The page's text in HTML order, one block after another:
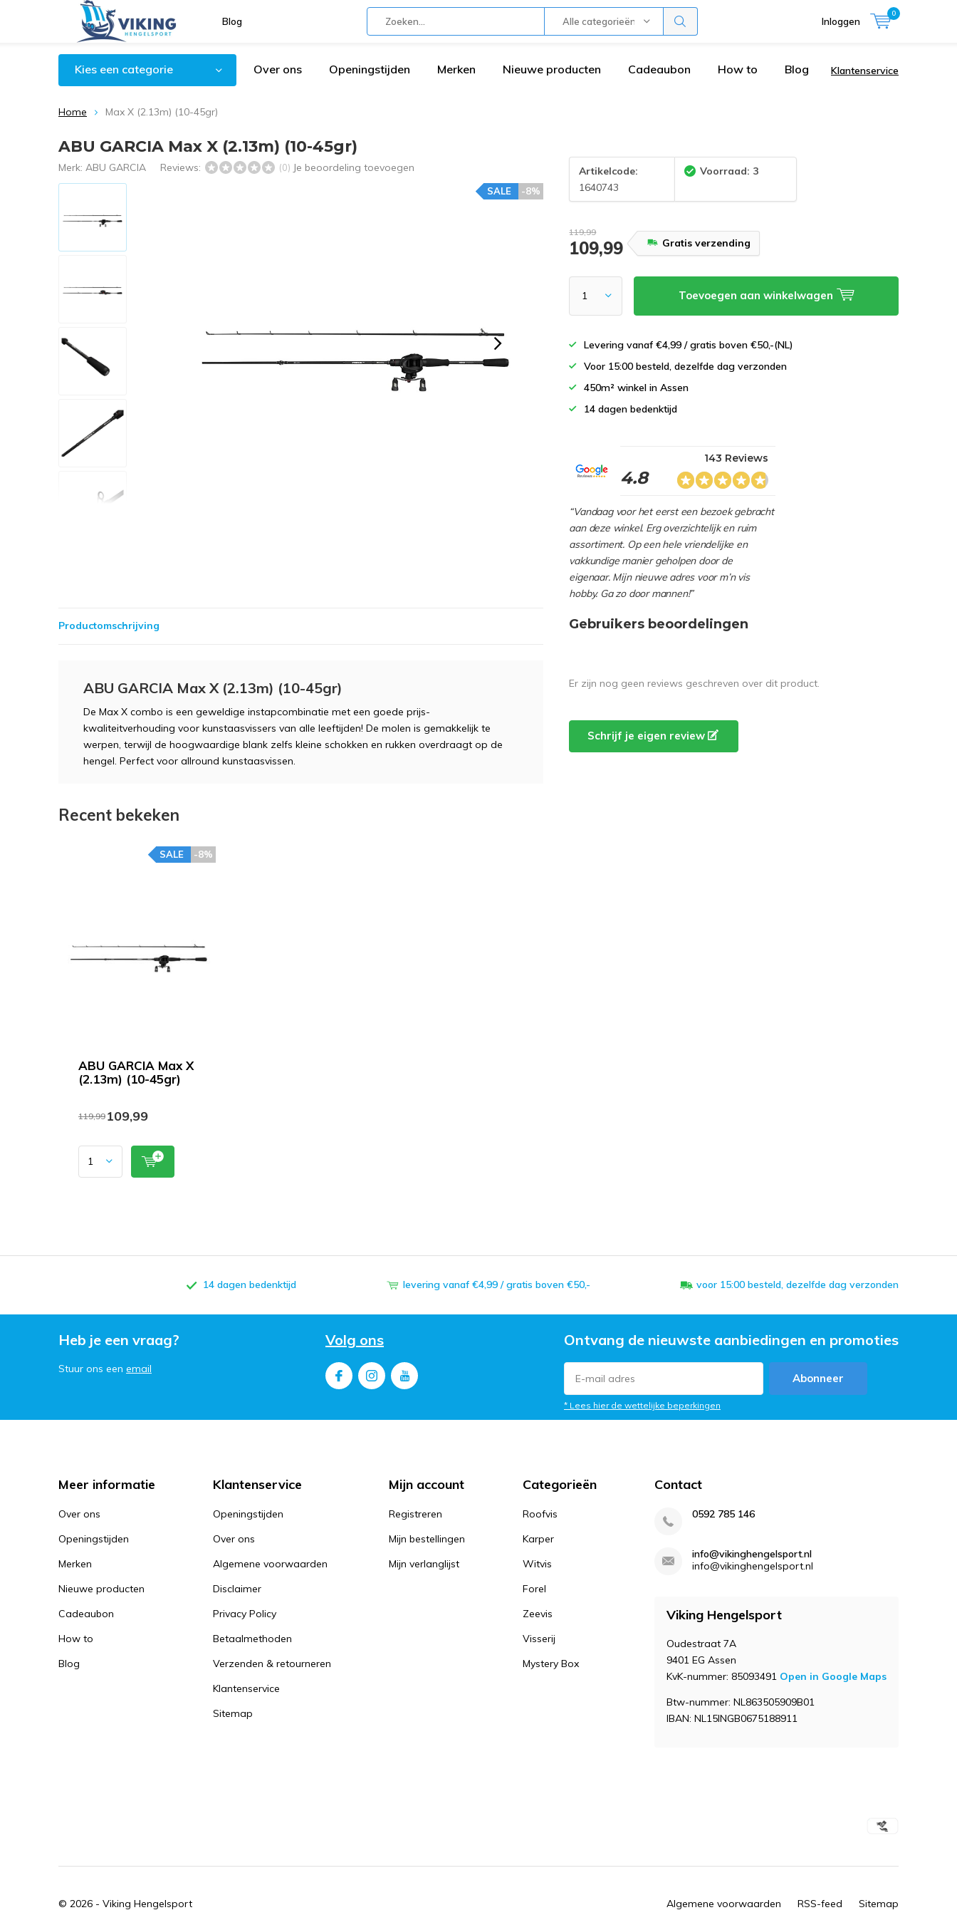
Blog Alle categorieën Inloggen
0
Kies een categorie Over ons Openingstijden Merken Nieuwe producten Cadeaubon How to Blog Klantenservice
Home Max X (2.13m) (10-45gr)
ABU GARCIA Max X (2.13m) (10-45gr)
Merk: ABU GARCIA Reviews: (0) Je beoordeling toevoegen
-8%
SALE
Artikelcode:
1640743
Voorraad: 3
119,99
109,99 Gratis verzending
Toevoegen aan winkelwagen
Levering vanaf €4,99 / gratis boven €50,-(NL)
Voor 15:00 besteld, dezelfde dag verzonden
450m² winkel in Assen
14 dagen bedenktijd
4.8
143 Reviews
“Vandaag voor het eerst een bezoek gebracht
aan deze winkel. Erg overzichtelijk en ruim
assortiment. Op een hele vriendelijke en
vakkundige manier geholpen door de
eigenaar. Mijn nieuwe adres voor m’n vis
hobby. Ga zo door mannen!”
Productomschrijving
ABU GARCIA Max X (2.13m) (10-45gr)
De Max X combo is een geweldige instapcombinatie met een goede prijs-
kwaliteitverhouding voor kunstaasvissers van alle leeftijden! De molen is gemakkelijk te
werpen, terwijl de hoogwaardige blank zelfs kleine schokken en rukken overdraagt ​​op de
hengel. Perfect voor allround kunstaasvissen.
Gebruikers beoordelingen
Er zijn nog geen reviews geschreven over dit product.
Schrijf je eigen review
Recent bekeken
ABU GARCIA Max X
(2.13m) (10-45gr)
-8%
SALE
119,99109,99
14 dagen bedenktijd levering vanaf €4,99 / gratis boven €50,- voor 15:00 besteld, dezelfde dag verzonden
Heb je een vraag?
Stuur ons een email
Volg ons Ontvang de nieuwste aanbiedingen en promoties
Abonneer
* Lees hier de wettelijke beperkingen
Meer informatie
Over ons
Openingstijden
Merken
Nieuwe producten
Cadeaubon
How to
Blog
Klantenservice
Openingstijden
Over ons
Algemene voorwaarden
Disclaimer
Privacy Policy
Betaalmethoden
Verzenden & retourneren
Klantenservice
Sitemap
Mijn account
Registreren
Mijn bestellingen
Mijn verlanglijst
Categorieën
Roofvis
Karper
Witvis
Forel
Zeevis
Visserij
Mystery Box
Contact
0592 785 146
info@vikinghengelsport.nl
info@vikinghengelsport.nl
Viking Hengelsport
Oudestraat 7A
9401 EG Assen
KvK-nummer: 85093491 Open in Google Maps
Btw-nummer: NL863505909B01
IBAN: NL15INGB0675188911
© 2026 - Viking Hengelsport Algemene voorwaarden RSS-feed Sitemap